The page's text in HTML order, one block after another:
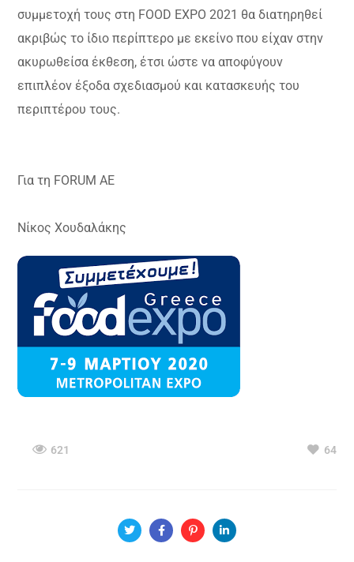
συμμετοχή τους στη FOOD EXPO 2021 θα διατηρηθεί
ακριβώς το ίδιο περίπτερο με εκείνο που είχαν στην
ακυρωθείσα έκθεση, έτσι ώστε να αποφύγουν
επιπλέον έξοδα σχεδιασμού και κατασκευής του
περιπτέρου τους.
Για τη FORUM AE
Nίκος Χουδαλάκης
621 64